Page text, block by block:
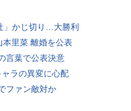
」かじ切り…大勝利
本里菜 離婚を公表
言葉で公表決意
ラの異変に心配
ファン敵対か